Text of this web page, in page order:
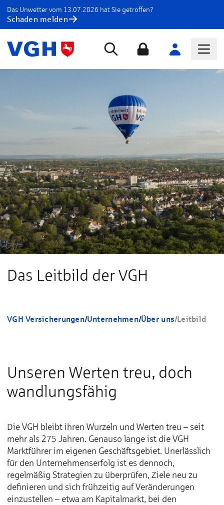
Das Unwetter vom 13.07.2026 hat Sie getroffen?
Schaden melden
Das Leitbild der VGH
VGH Versicherungen/Unternehmen/Über uns/Leitbild
Unseren Werten treu, doch
wandlungsfähig
Die VGH bleibt ihren Wurzeln und Werten treu – seit
mehr als 275 Jahren. Genauso lange ist die VGH
Marktführer im eigenen Geschäftsgebiet. Unerlässlich
für den Unternehmenserfolg ist es dennoch,
regelmäßig Strategien zu überprüfen, Ziele neu zu
definieren und sich frühzeitig auf Veränderungen
einzustellen – etwa am Kapitalmarkt, bei den